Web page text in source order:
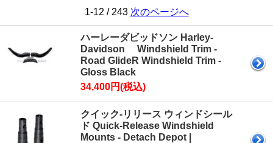
1-12 / 243 次のページへ
ハーレーダビッドソン Harley-
Davidson Windshield Trim -
Road GlideR Windshield Trim -
Gloss Black
34,400円(税込)
クイック-リリース ウィンドシール
ド Quick-Release Windshield
Mounts - Detach Depot |